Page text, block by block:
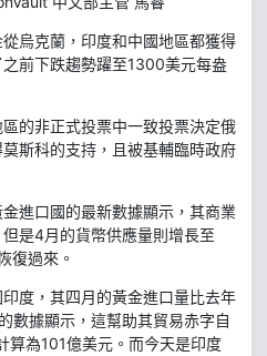
烏克蘭，印度和中國地區都獲得
前下跌趨勢躍至1300美元每盎
的非正式投票中一致投票決定俄
斯科的支持，且被基輔臨時政府
進口國的最新數據顯示，其商業
是4月的貨幣供應量則增長至
復過來。
度，其四月的黃金進口量比去年
數據顯示，這幫助其貿易赤字自
算為101億美元。而今天是印度